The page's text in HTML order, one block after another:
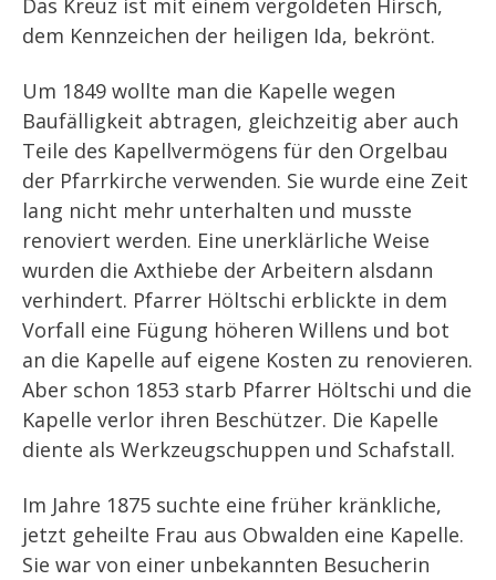
dem Kennzeichen der heiligen Ida, bekrönt.
Um 1849 wollte man die Kapelle wegen
Baufälligkeit abtragen, gleichzeitig aber auch
Teile des Kapellvermögens für den Orgelbau
der Pfarrkirche verwenden. Sie wurde eine Zeit
lang nicht mehr unterhalten und musste
renoviert werden. Eine unerklärliche Weise
wurden die Axthiebe der Arbeitern alsdann
verhindert. Pfarrer Höltschi erblickte in dem
Vorfall eine Fügung höheren Willens und bot
an die Kapelle auf eigene Kosten zu renovieren.
Aber schon 1853 starb Pfarrer Höltschi und die
Kapelle verlor ihren Beschützer. Die Kapelle
diente als Werkzeugschuppen und Schafstall.
Im Jahre 1875 suchte eine früher kränkliche,
jetzt geheilte Frau aus Obwalden eine Kapelle.
Sie war von einer unbekannten Besucherin